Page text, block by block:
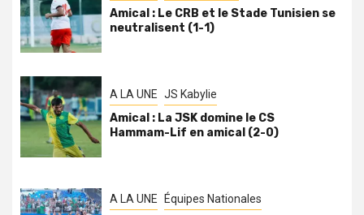
Amical : Le CRB et le Stade Tunisien se
neutralisent (1-1)
A LA UNE JS Kabylie
Amical : La JSK domine le CS
Hammam-Lif en amical (2-0)
A LA UNE Équipes Nationales